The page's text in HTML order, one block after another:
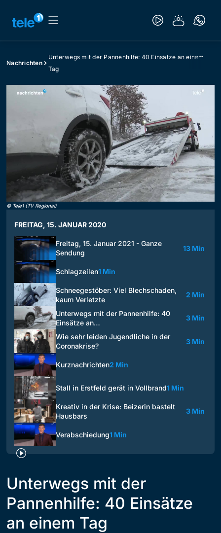
Nachrichten
Unterwegs mit der Pannenhilfe: 40 Einsätze an einem
Tag
© Tele1 (TV Regional)
FREITAG, 15. JANUAR 2020
Freitag, 15. Januar 2021 - Ganze
Sendung
13 Min
Schlagzeilen1 Min
Schneegestöber: Viel Blechschaden,
kaum Verletzte
2 Min
Unterwegs mit der Pannenhilfe: 40
Einsätze an…
3 Min
Wie sehr leiden Jugendliche in der
Coronakrise?
3 Min
Kurznachrichten2 Min
Stall in Erstfeld gerät in Vollbrand1 Min
Kreativ in der Krise: Beizerin bastelt
Hausbars
3 Min
Verabschiedung1 Min
Unterwegs mit der
Pannenhilfe: 40 Einsätze
an einem Tag